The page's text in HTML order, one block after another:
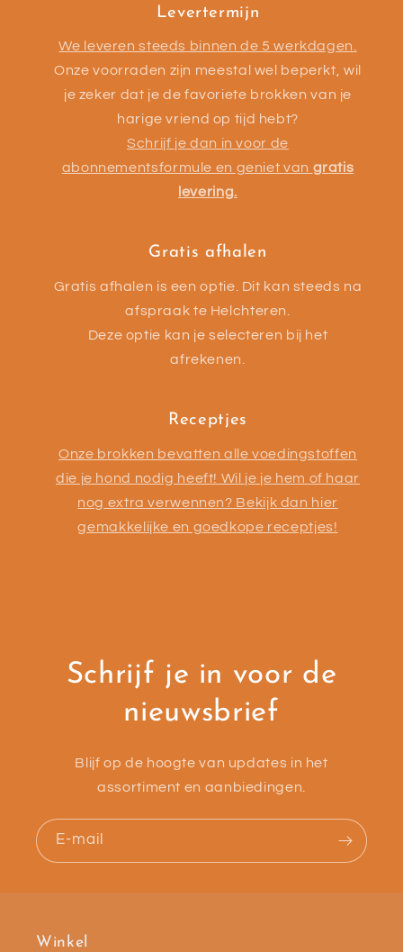
Levertermijn
We leveren steeds binnen de 5 werkdagen.
Onze voorraden zijn meestal wel beperkt, wil
je zeker dat je de favoriete brokken van je
harige vriend op tijd hebt?
Schrijf je dan in voor de
abonnementsformule en geniet van gratis
levering.
Gratis afhalen
Gratis afhalen is een optie. Dit kan steeds na
afspraak te Helchteren.
Deze optie kan je selecteren bij het
afrekenen.
Receptjes
Onze brokken bevatten alle voedingstoffen
die je hond nodig heeft! Wil je je hem of haar
nog extra verwennen? Bekijk dan hier
gemakkelijke en goedkope receptjes!
Schrijf je in voor de
nieuwsbrief
Blijf op de hoogte van updates in het
assortiment en aanbiedingen.
E‑mail
Winkel